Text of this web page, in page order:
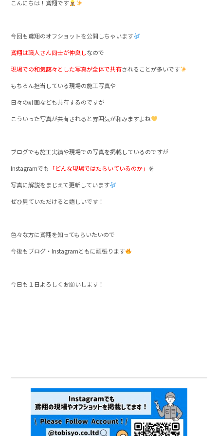
こんにちは！鳶翔です
今回も鳶翔のオフショットを公開しちゃいます
鳶翔は職人さん同士が仲良しなので
現場での和気藹々とした写真が全体で共有されることが多いです
もちろん担当している現場の施工写真や
日々の計画なども共有するのですが
こういった写真が共有されると雰囲気が和みますよね
ブログでも施工実績や現場での写真を掲載しているのですが
Instagramでも 「どんな現場ではたらいているのか」 を
写真に解説をまじえて更新しています
ぜひ見ていただけると嬉しいです！
色々な方に鳶翔を知ってもらいたいので
今後もブログ・Instagramともに頑張ります
今日も１日よろしくお願いします！